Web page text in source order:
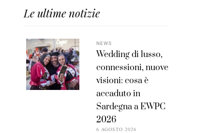
Le ultime notizie
NEWS
Wedding di lusso,
connessioni, nuove
visioni: cosa è
accaduto in
Sardegna a EWPC
2026
6 AGOSTO 2026